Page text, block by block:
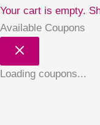
Your cart is empty.
Available Coupons
Loading coupons...